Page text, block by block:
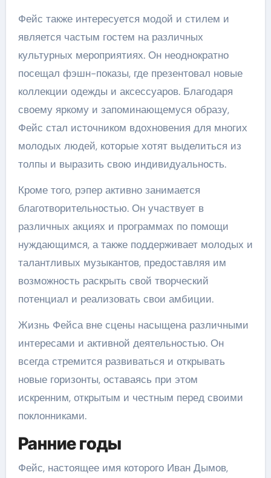
Фейс также интересуется модой и стилем и
является частым гостем на различных
культурных мероприятиях. Он неоднократно
посещал фэшн-показы, где презентовал новые
коллекции одежды и аксессуаров. Благодаря
своему яркому и запоминающемуся образу,
Фейс стал источником вдохновения для многих
молодых людей, которые хотят выделиться из
толпы и выразить свою индивидуальность.
Кроме того, рэпер активно занимается
благотворительностью. Он участвует в
различных акциях и программах по помощи
нуждающимся, а также поддерживает молодых и
талантливых музыкантов, предоставляя им
возможность раскрыть свой творческий
потенциал и реализовать свои амбиции.
Жизнь Фейса вне сцены насыщена различными
интересами и активной деятельностью. Он
всегда стремится развиваться и открывать
новые горизонты, оставаясь при этом
искренним, открытым и честным перед своими
поклонниками.
Ранние годы
Фейс, настоящее имя которого Иван Дымов,